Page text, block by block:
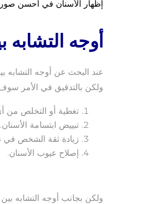
إظهار الأسنان في أحسن
أوجه التشابه
عند البحث عن أوجه التشابه
ولكن بالتدقيق في الأمر سوف
تغطية أو التخلص من
تبييض ابتسامة الأسنان.
زيادة ثقة الشخص في
إصلاح عيوب الأسنان.
ولكن بجانب أوجه التشابه